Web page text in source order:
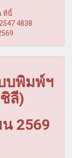
ที่นี้
4838
บพิมพ์ฯ
ลี)
2569